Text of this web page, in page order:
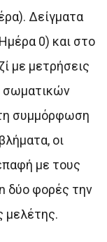
Δείγματα
0) και στο
με μετρήσεις
σωματικών
συμμόρφωση
οι
με τους
δύο φορές την
μελέτης.